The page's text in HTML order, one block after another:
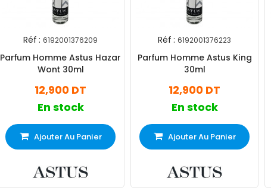
Réf : 6192001376209
Parfum Homme Astus Hazar
Wont 30ml
12,900 DT
En stock
Ajouter Au Panier
Réf : 6192001376223
Parfum Homme Astus King
30ml
12,900 DT
En stock
Ajouter Au Panier